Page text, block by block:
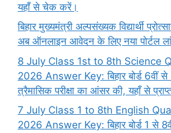
यहाँ से चेक करें।
बिहार मुख्यमंत्री अल्पसंख्यक विद्यार्थी
अब ऑनलाइन आवेदन के लिए नया पोर्टल
8 July Class 1st to 8th Science
2026 Answer Key: बिहार बोर्ड 6वीं से
त्रैमासिक परीक्षा का आंसर की, यहाँ से
7 July Class 1 to 8th English
2026 Answer Key: बिहार बोर्ड 1 से